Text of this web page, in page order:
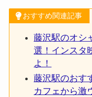
おすすめ関連記事
藤沢駅のオシ
選！インスタ
よ！
藤沢駅のおす
カフェから激